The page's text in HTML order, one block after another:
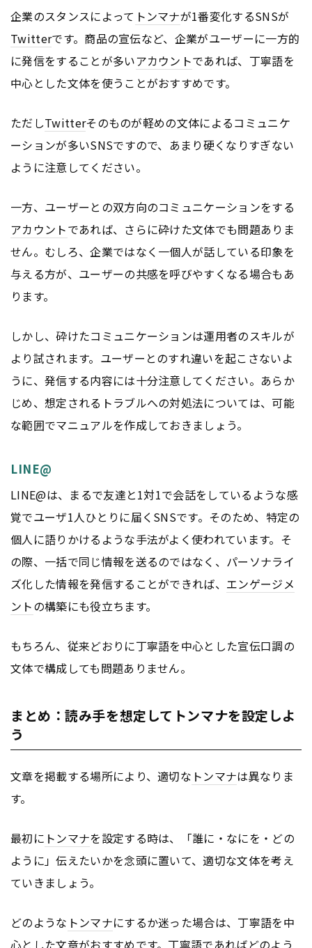
企業のスタンスによって トンマナが1番変化するSNSが
Twitterです。商品の宣伝など、企業がユーザーに一方的
に発信をすることが多いアカウントであれば、丁寧語を
中心とした文体を使うことがおすすめです。
ただしTwitterそのものが軽めの文体によるコミュニケ
ーションが多いSNSですので、あまり硬くなりすぎない
ように注意してください。
一方、ユーザーとの双方向のコミュニケーションをする
アカウントであれば、さらに砕けた文体でも問題ありま
せん。むしろ、企業ではなく一個人が話している印象を
与える方が、ユーザーの共感を呼びやすくなる場合もあ
ります。
しかし、砕けたコミュニケーションは運用者のスキルが
より試されます。ユーザーとのすれ違いを起こさないよ
うに、発信する内容には十分注意してください。あらか
じめ、想定されるトラブルへの対処法については、可能
な範囲でマニュアルを作成しておきましょう。
LINE@
LINE@は、まるで友達と1対1で会話をしているような感
覚でユーザ1人ひとりに届くSNSです。そのため、特定の
個人に語りかけるような手法がよく使われています。そ
の際、一括で同じ情報を送るのではなく、パーソナライ
ズ化した情報を発信することができれば、 エンゲージメ
ントの構築にも役立ちます。
もちろん、従来どおりに丁寧語を中心とした宣伝口調の
文体で構成しても問題ありません。
まとめ：読み手を想定してトンマナを設定しよ
う
文章を掲載する場所により、適切な トンマナは異なりま
す。
最初に トンマナを設定する時は、「誰に・なにを・どの
ように」伝えたいかを念頭に置いて、適切な文体を考え
ていきましょう。
どのような トンマナにするか迷った場合は、丁寧語を中
心とした文章がおすすめです。丁寧語であればどのよう